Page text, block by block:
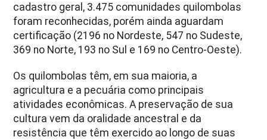
cadastro geral, 3.475 comunidades quilombolas
foram reconhecidas, porém ainda aguardam
certificação (2196 no Nordeste, 547 no Sudeste,
369 no Norte, 193 no Sul e 169 no Centro-Oeste).
Os quilombolas têm, em sua maioria, a
agricultura e a pecuária como principais
atividades econômicas. A preservação de sua
cultura vem da oralidade ancestral e da
resistência que têm exercido ao longo de suas